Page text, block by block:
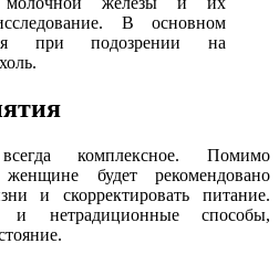
В основном
при подозрении на
комплексное. Помимо
женщине будет рекомендовано
и скорректировать питание.
нетрадиционные способы,